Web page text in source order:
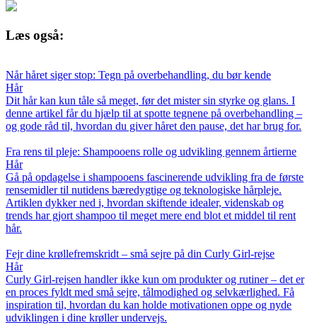
Læs også:
Når håret siger stop: Tegn på overbehandling, du bør kende
Hår
Dit hår kan kun tåle så meget, før det mister sin styrke og glans. I
denne artikel får du hjælp til at spotte tegnene på overbehandling –
og gode råd til, hvordan du giver håret den pause, det har brug for.
Fra rens til pleje: Shampooens rolle og udvikling gennem årtierne
Hår
Gå på opdagelse i shampooens fascinerende udvikling fra de første
rensemidler til nutidens bæredygtige og teknologiske hårpleje.
Artiklen dykker ned i, hvordan skiftende idealer, videnskab og
trends har gjort shampoo til meget mere end blot et middel til rent
hår.
Fejr dine krøllefremskridt – små sejre på din Curly Girl-rejse
Hår
Curly Girl-rejsen handler ikke kun om produkter og rutiner – det er
en proces fyldt med små sejre, tålmodighed og selvkærlighed. Få
inspiration til, hvordan du kan holde motivationen oppe og nyde
udviklingen i dine krøller undervejs.